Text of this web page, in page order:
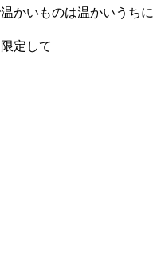
かいものは温かいうちに
定して